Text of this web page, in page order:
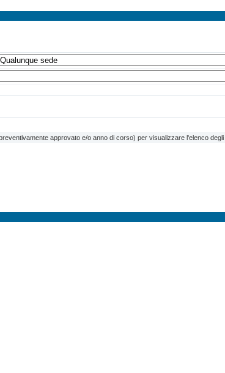
approvato e/o anno di corso) per visualizzare l'elenco degli